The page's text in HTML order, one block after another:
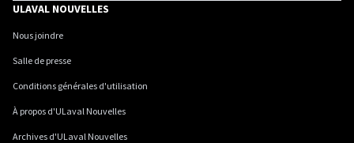
ULAVAL NOUVELLES
Nous joindre
Salle de presse
Conditions générales d'utilisation
À propos d'ULaval Nouvelles
Archives d'ULaval Nouvelles